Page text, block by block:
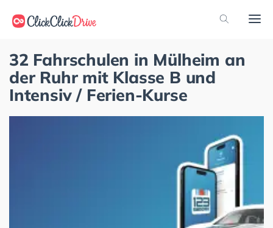
32 Fahrschulen in Mülheim an
der Ruhr mit Klasse B und
Intensiv / Ferien-Kurse